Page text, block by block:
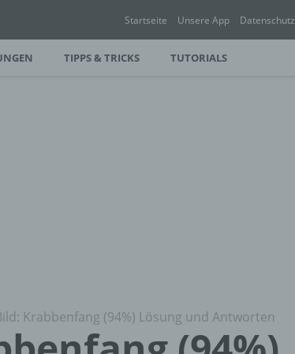
Startseite Unsere App Datenschutz
TIPPS & TRICKS TUTORIALS
Krabbenfang (94%) Lösung und Antworten